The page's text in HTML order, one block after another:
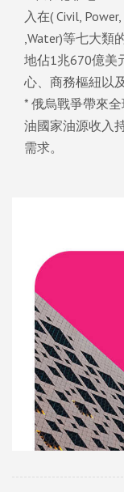
入在( Civil,
,Water)等七大類
地佔1兆670億美
心、商務樞紐以
* 俄烏戰爭帶來
油國家油源收入
需求。